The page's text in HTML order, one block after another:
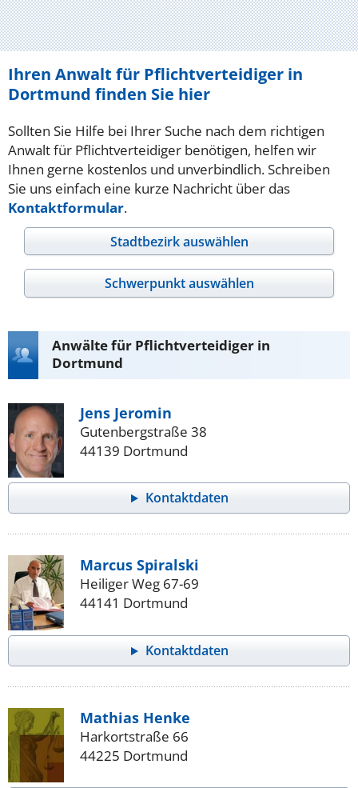
Ihren Anwalt für Pflichtverteidiger in
Dortmund finden Sie hier
Sollten Sie Hilfe bei Ihrer Suche nach dem richtigen
Anwalt für Pflichtverteidiger benötigen, helfen wir
Ihnen gerne kostenlos und unverbindlich. Schreiben
Sie uns einfach eine kurze Nachricht über das
Kontaktformular.
Stadtbezirk auswählen
Schwerpunkt auswählen
Anwälte für Pflichtverteidiger in
Dortmund
Jens Jeromin
Gutenbergstraße 38
44139 Dortmund
Kontaktdaten
Marcus Spiralski
Heiliger Weg 67-69
44141 Dortmund
Kontaktdaten
Mathias Henke
Harkortstraße 66
44225 Dortmund